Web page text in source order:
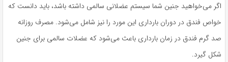
اگر می‌خواهید جنین شما سیستم عضلانی سالمی داشته باشد، باید دانست که
خواص فندق در دوران بارداری این مورد را نیز شامل می‌شود. مصرف روزانه
صد گرم فندق در زمان بارداری باعث می‌شود که عضلات سالمی برای جنین
شکل گیرد.